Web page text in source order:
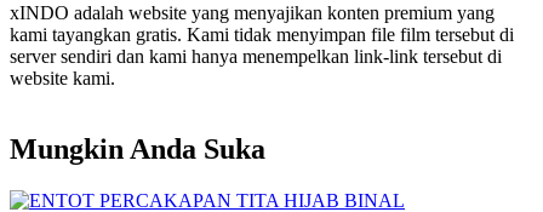
xINDO adalah website yang menyajikan konten premium yang
kami tayangkan gratis. Kami tidak menyimpan file film tersebut di
server sendiri dan kami hanya menempelkan link-link tersebut di
website kami.
Mungkin Anda Suka